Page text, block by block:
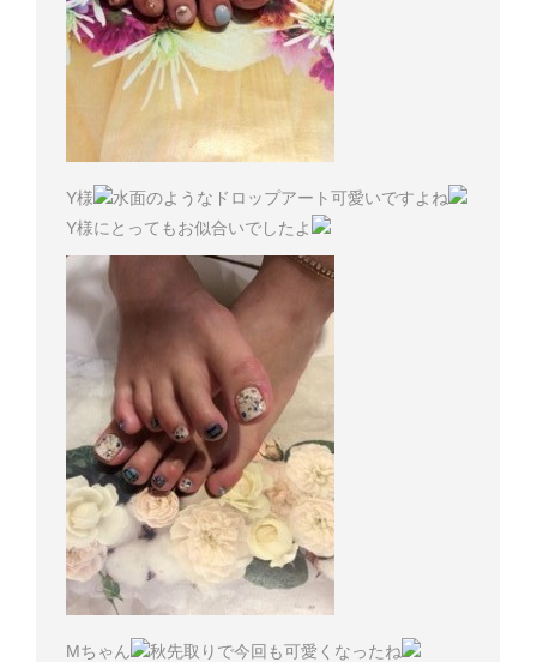
Y様
水面のようなドロップアート可愛いですよね
Y様にとってもお似合いでしたよ
Mちゃん
秋先取りで今回も可愛くなったね